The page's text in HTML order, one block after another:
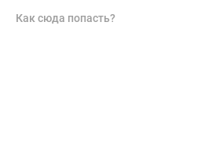
Как сюда попасть?